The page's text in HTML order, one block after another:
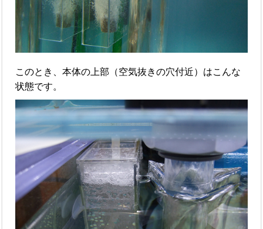
このとき、本体の上部（空気抜きの穴付近）はこんな
状態です。